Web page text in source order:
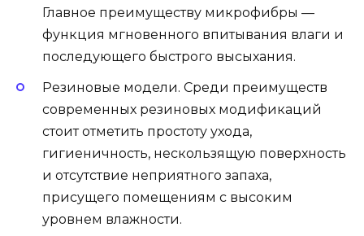
Главное преимуществу микрофибры —
функция мгновенного впитывания влаги и
последующего быстрого высыхания.
Резиновые модели. Среди преимуществ
современных резиновых модификаций
стоит отметить простоту ухода,
гигиеничность, нескользящую поверхность
и отсутствие неприятного запаха,
присущего помещениям с высоким
уровнем влажности.